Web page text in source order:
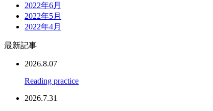
2022年6月
2022年5月
2022年4月
最新記事
2026.8.07
Reading practice
2026.7.31